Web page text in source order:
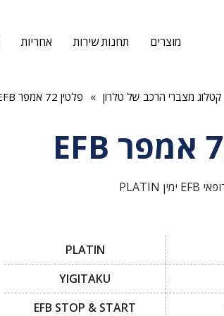
מוצרים תחנות שירות אחריות
קטלוג מצברי הרכב של טלרון » פלטין 72 אמפר EFB
PLATIN
YIGITAKU
EFB STOP & START